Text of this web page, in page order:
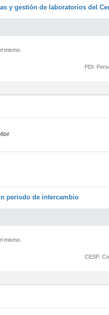
y gestión de laboratorios del
mismo.
PDI:
periodo de intercambio
mismo.
CESP: